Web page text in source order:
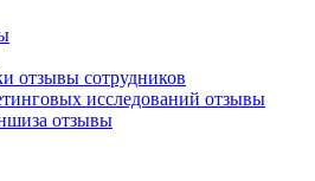
отзывы сотрудников
исследований отзывы
отзывы